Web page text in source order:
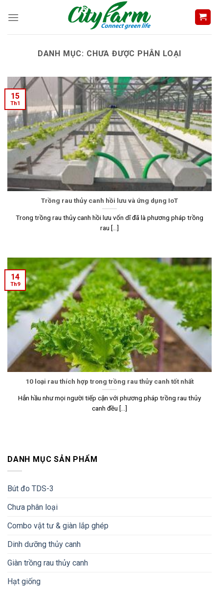
DANH MỤC: CHƯA ĐƯỢC PHÂN LOẠI
Trồng rau thủy canh hồi lưu và ứng dụng IoT
Trong trồng rau thủy canh hồi lưu vốn dĩ đã là phương pháp trồng
rau [...]
15
Th1
10 loại rau thích hợp trong trồng rau thủy canh tốt nhất
Hẳn hầu như mọi người tiếp cận với phương pháp trồng rau thủy
canh đều [...]
14
Th9
DANH MỤC SẢN PHẨM
Bút đo TDS-3
Chưa phân loại
Combo vật tư & giàn lắp ghép
Dinh dưỡng thủy canh
Giàn trồng rau thủy canh
Hạt giống